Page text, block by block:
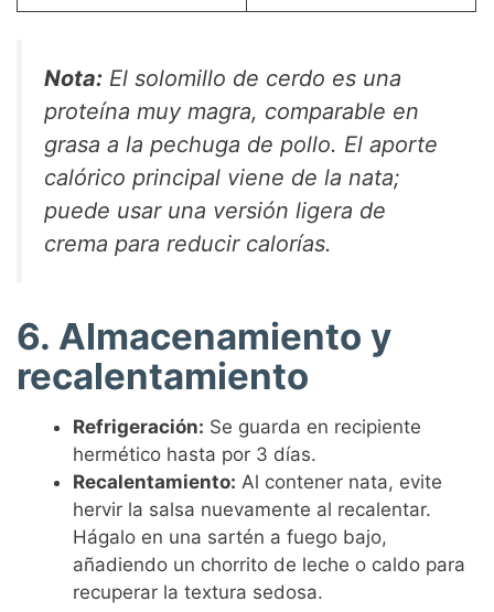
Nota: El solomillo de cerdo es una
proteína muy magra, comparable en
grasa a la pechuga de pollo. El aporte
calórico principal viene de la nata;
puede usar una versión ligera de
crema para reducir calorías.
6. Almacenamiento y
recalentamiento
Refrigeración: Se guarda en recipiente
hermético hasta por 3 días.
Recalentamiento: Al contener nata, evite
hervir la salsa nuevamente al recalentar.
Hágalo en una sartén a fuego bajo,
añadiendo un chorrito de leche o caldo para
recuperar la textura sedosa.